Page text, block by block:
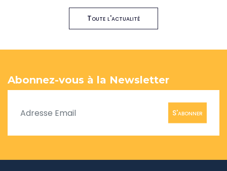
Toute l'actualité
Abonnez-vous à la Newsletter
S'abonner